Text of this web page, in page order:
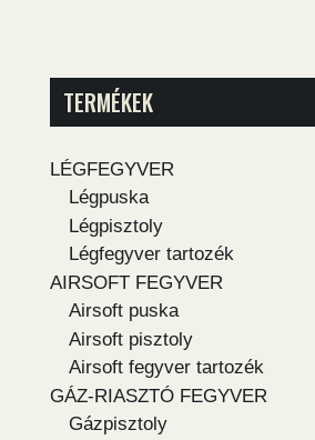
TERMÉKEK
LÉGFEGYVER
Légpuska
Légpisztoly
Légfegyver tartozék
AIRSOFT FEGYVER
Airsoft puska
Airsoft pisztoly
Airsoft fegyver tartozék
GÁZ-RIASZTÓ FEGYVER
Gázpisztoly